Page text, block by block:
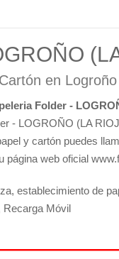
en Logroño
Folder -
- LOGROÑO (LA
y cartón puedes
página web oficial
establecimiento de
Recarga Móvil